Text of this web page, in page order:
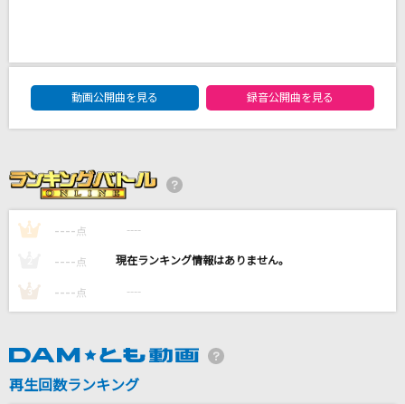
さよならコンサート
サカナクション
エマ
go!go!vanillas
美しい鰭(名探偵コナンアニメバージョン)
go!go!vanillas
DAM★ともボーカルエントリーランキング
動画公開曲を見る
録音公開曲を見る
1 ---- 点 ----
---- 点 ----
3 ---- 点 ----
再生回数ランキング